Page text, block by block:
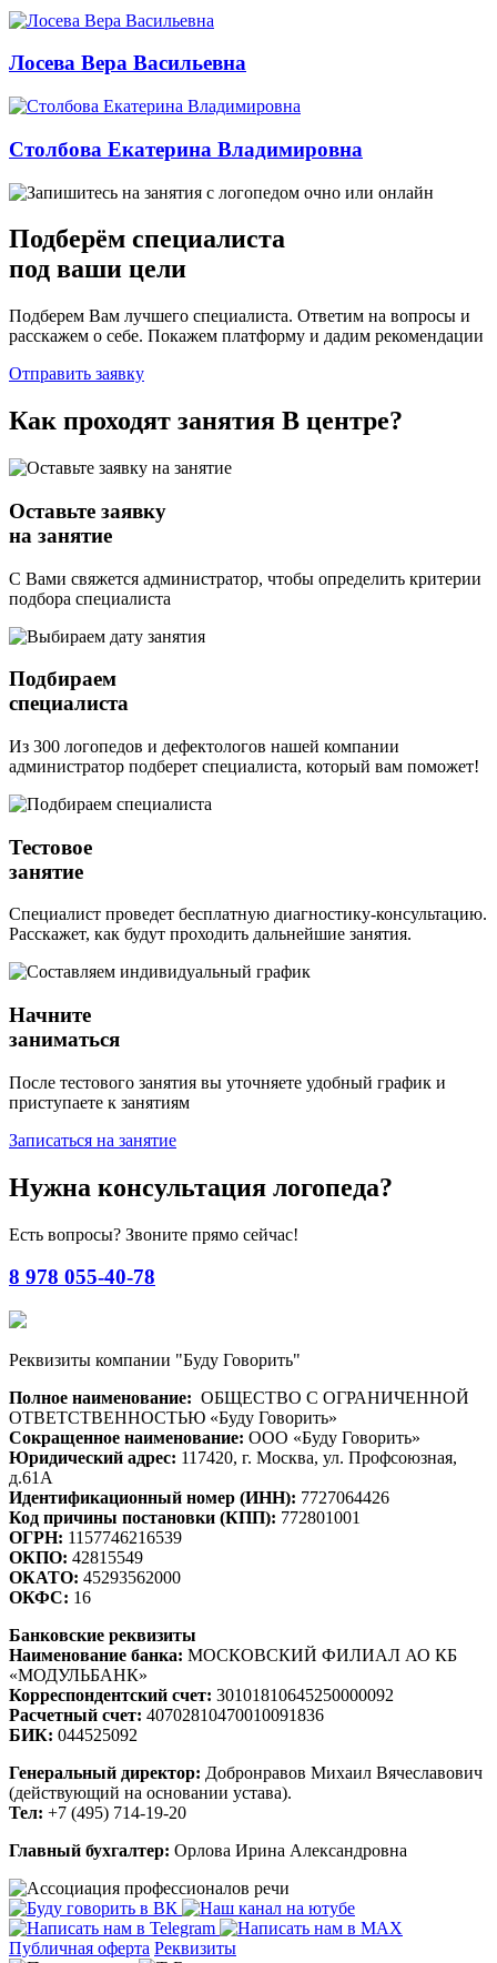
Лосева Вера Васильевна
Столбова Екатерина Владимировна
Подберём специалиста
под ваши цели
Подберем Вам лучшего специалиста. Ответим на вопросы и
расскажем о себе. Покажем платформу и дадим рекомендации
Отправить заявку
Как проходят занятия В центре?
Оставьте заявку
на занятие
С Вами свяжется администратор, чтобы определить критерии
подбора специалиста
Подбираем
специалиста
Из 300 логопедов и дефектологов нашей компании
администратор подберет специалиста, который вам поможет!
Тестовое
занятие
Специалист проведет бесплатную диагностику-консультацию.
Расскажет, как будут проходить дальнейшие занятия.
Начните
заниматься
После тестового занятия вы уточняете удобный график и
приступаете к занятиям
Записаться на занятие
Нужна консультация логопеда?
Есть вопросы? Звоните прямо сейчас!
8 978 055-40-78
Реквизиты компании "Буду Говорить"
Полное наименование: ОБЩЕСТВО С ОГРАНИЧЕННОЙ
ОТВЕТСТВЕННОСТЬЮ «Буду Говорить»
Сокращенное наименование: ООО «Буду Говорить»
Юридический адрес: 117420, г. Москва, ул. Профсоюзная,
д.61А
Идентификационный номер (ИНН): 7727064426
Код причины постановки (КПП): 772801001
ОГРН: 1157746216539
ОКПО: 42815549
ОКАТО: 45293562000
ОКФС: 16
Банковские реквизиты
Наименование банка: МОСКОВСКИЙ ФИЛИАЛ АО КБ
«МОДУЛЬБАНК»
Корреспондентский счет: 30101810645250000092
Расчетный счет: 40702810470010091836
БИК: 044525092
Генеральный директор: Добронравов Михаил Вячеславович
(действующий на основании устава).
Тел: +7 (495) 714-19-20
Главный бухгалтер: Орлова Ирина Александровна
Публичная оферта Реквизиты